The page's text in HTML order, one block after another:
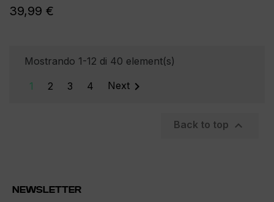
39,99 €
Mostrando 1-12 di 40 element(s)
1 2 3 4 Next 
Back to top 
NEWSLETTER